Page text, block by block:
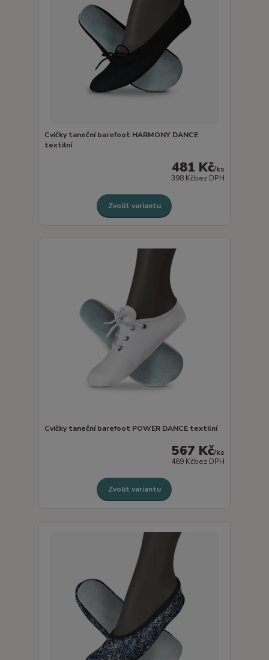
Cvičky taneční barefoot HARMONY DANCE
textilní
481 Kč/ks
398 Kčbez DPH
Zvolit variantu
Cvičky taneční barefoot POWER DANCE textilní
567 Kč/ks
469 Kčbez DPH
Zvolit variantu